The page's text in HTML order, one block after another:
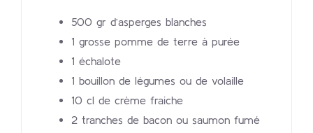
500 gr d’asperges blanches
1 grosse pomme de terre à purée
1 échalote
1 bouillon de légumes ou de volaille
10 cl de crème fraiche
2 tranches de bacon ou saumon fumé